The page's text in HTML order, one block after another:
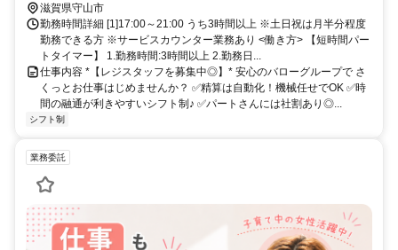
滋賀県守山市
勤務時間詳細 [1]17:00～21:00 うち3時間以上 ※土日祝は月半分程度
勤務できる方 ※サービスカウンター業務あり <働き方> 【短時間パー
トタイマー】 1.勤務時間:3時間以上 2.勤務日...
仕事内容 *【レジスタッフを募集中◎】* 安心のバローグループで さ
くっとお仕事はじめませんか？ ✅️精算は自動化！機械任せでOK ✅️時
間の融通が利きやすいシフト制♪ ✅️パートさんには社割あり◎...
シフト制
業務委託